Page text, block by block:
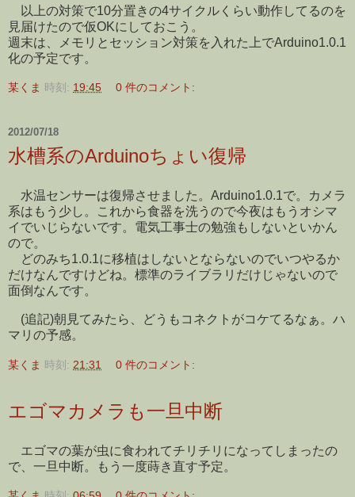
以上の対策で10分置きの4サイクルくらい動作してるのを
見届けたので仮OKにしておこう。
週末は、メモリとセッション対策を入れた上でArduino1.0.1
化の予定です。
某くま 時刻: 19:45 0 件のコメント:
2012/07/18
水槽系のArduinoちょい復帰
水温センサーは復帰させました。Arduino1.0.1で。カメラ
系はもう少し。これから食器を洗うので今夜はもうオシマ
イでいじらないです。電気工事士の勉強もしないといかん
ので。
どのみち1.0.1に移植はしないとならないのでいつやるか
だけなんですけどね。標準のライブラリだけじゃないので
面倒なんです。
(追記)朝見てみたら、どうもコネクトがコケてるなぁ。ハ
マリの予感。
某くま 時刻: 21:31 0 件のコメント:
エゴマカメラも一旦中断
エゴマの葉が虫に食われてチリチリになってしまったの
で、一旦中断。もう一度蒔き直す予定。